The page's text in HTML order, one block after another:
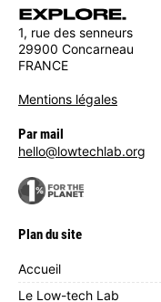
1, rue des senneurs
29900 Concarneau
FRANCE
Mentions légales
Par mail
hello@lowtechlab.org
Plan du site
Accueil
Le Low-tech Lab